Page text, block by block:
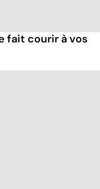
fait courir à vos